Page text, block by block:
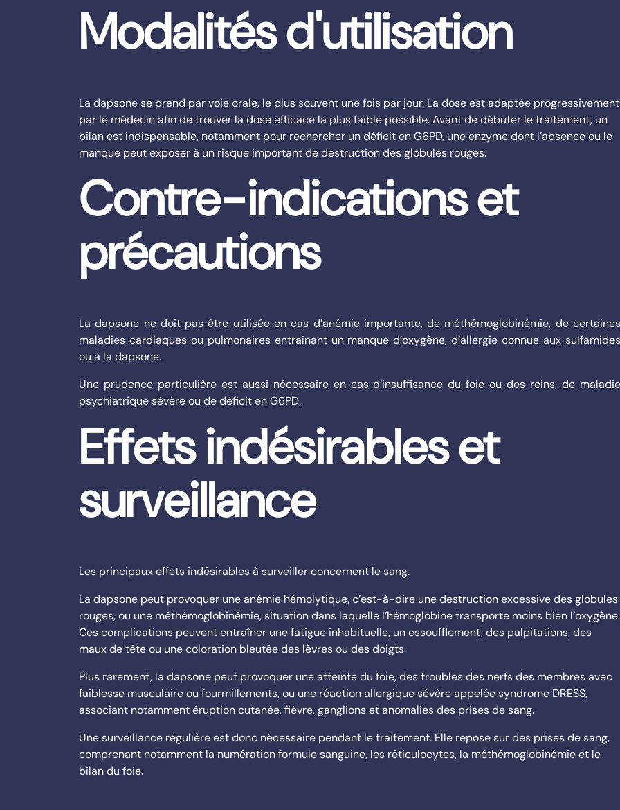
Modalités d'utilisation
La dapsone se prend par voie orale, le plus souvent une fois par jour. La dose est adaptée progressivement
par le médecin afin de trouver la dose efficace la plus faible possible. Avant de débuter le traitement, un
bilan est indispensable, notamment pour rechercher un déficit en G6PD, uneenzymedont l’absence ou le
manque peut exposer à un risque important de destruction des globules rouges.
Contre-indications et
précautions
La dapsone ne doit pas être utilisée en cas d’anémie importante, de méthémoglobinémie, de certaines
maladies cardiaques ou pulmonaires entraînant un manque d’oxygène, d’allergie connue aux sulfamides
ou à la dapsone.
Une prudence particulière est aussi nécessaire en cas d’insuffisance du foie ou des reins, de maladie
psychiatrique sévère ou de déficit en G6PD.
Effets indésirables et
surveillance
Les principaux effets indésirables à surveiller concernent le sang.
La dapsone peut provoquer une anémie hémolytique, c’est-à-dire une destruction excessive des globules
rouges, ou une méthémoglobinémie, situation dans laquelle l’hémoglobine transporte moins bien l’oxygène.
Ces complications peuvent entraîner une fatigue inhabituelle, un essoufflement, des palpitations, des
maux de tête ou une coloration bleutée des lèvres ou des doigts.
Plus rarement, la dapsone peut provoquer une atteinte du foie, des troubles des nerfs des membres avec
faiblesse musculaire ou fourmillements, ou une réaction allergique sévère appelée syndrome DRESS,
associant notamment éruption cutanée, fièvre, ganglions et anomalies des prises de sang.
Une surveillance régulière est donc nécessaire pendant le traitement. Elle repose sur des prises de sang,
comprenant notamment la numération formule sanguine, les réticulocytes, la méthémoglobinémie et le
bilan du foie.